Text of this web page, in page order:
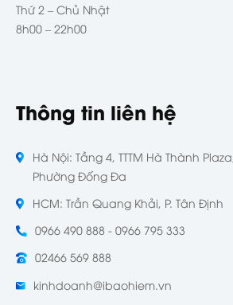
Thứ 2 – Chủ Nhật
8h00 – 22h00
Thông tin liên hệ
Hà Nội: Tầng 4, TTTM Hà Thành
Phường Đống Đa
HCM: Trần Quang Khải, P. Tân Định
0966 490 888 - 0966 795 333
02466 569 888
kinhdoanh@ibaohiem.vn